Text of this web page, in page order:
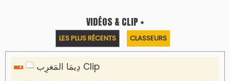
l’équité territoriale